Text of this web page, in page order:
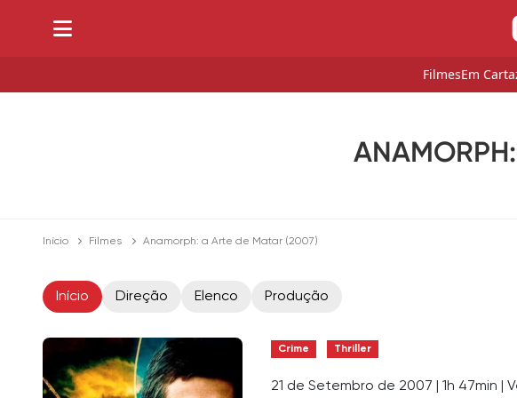
FilmesEm
Início Filmes Anamorph: a Arte de Matar (2007)
Início Direção Elenco Produção
Crime Thriller
21 de Setembro de 2007 1h 47min